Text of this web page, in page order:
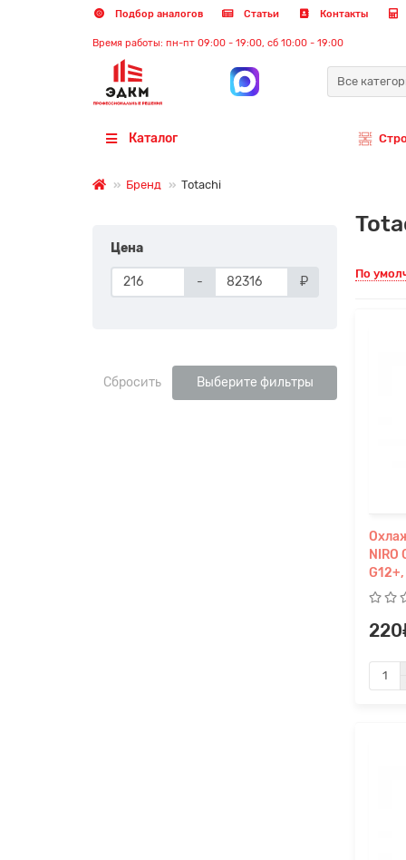
Подбор аналогов Статьи Контакты
Время работы: пн-пт 09:00 - 19:00, сб 10:00 - 19:00
Все
Каталог
Бренд Totachi
Цена
- ₽
Сбросить Выберите фильтры
По
NIRO